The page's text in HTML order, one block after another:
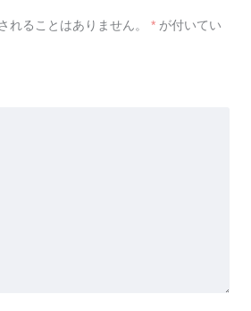
れることはありません。 * が付いてい